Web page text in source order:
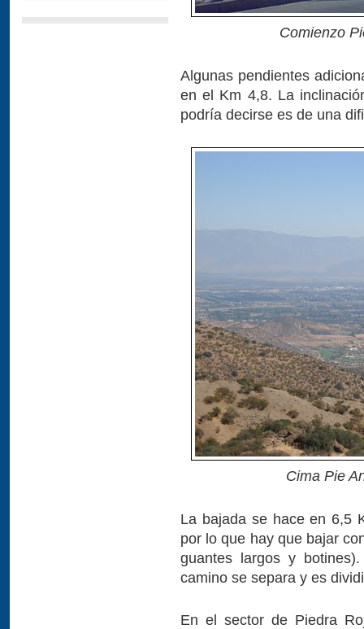
Comienzo
Algunas pendientes
en el Km 4,8. La
podría decirse es de una
Cima Pie
La bajada se hace en 6,5
por lo que hay que bajar
guantes largos y
camino se separa y es
En el sector de Piedra